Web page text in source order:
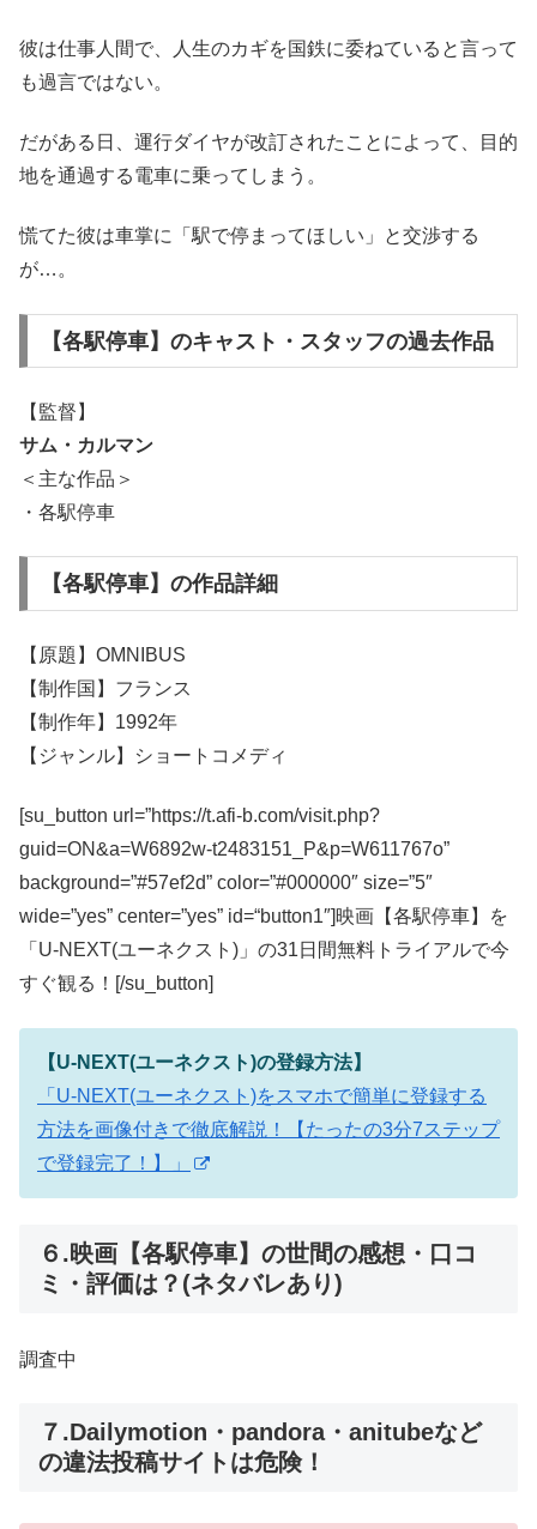
彼は仕事人間で、人生のカギを国鉄に委ねていると言って
も過言ではない。
だがある日、運行ダイヤが改訂されたことによって、目的
地を通過する電車に乗ってしまう。
慌てた彼は車掌に「駅で停まってほしい」と交渉する
が…。
【各駅停車】のキャスト・スタッフの過去作品
【監督】
サム・カルマン
＜主な作品＞
・各駅停車
【各駅停車】の作品詳細
【原題】OMNIBUS
【制作国】フランス
【制作年】1992年
【ジャンル】ショートコメディ
[su_button url=”https://t.afi-b.com/visit.php?
guid=ON&a=W6892w-t2483151_P&p=W611767o”
background=”#57ef2d” color=”#000000″ size=”5″
wide=”yes” center=”yes” id=“button1″]映画【各駅停車】を
「U-NEXT(ユーネクスト)」の31日間無料トライアルで今
すぐ観る！[/su_button]
【U-NEXT(ユーネクスト)の登録方法】
「U-NEXT(ユーネクスト)をスマホで簡単に登録する
方法を画像付きで徹底解説！【たったの3分7ステップ
で登録完了！】」
６.映画【各駅停車】の世間の感想・口コ
ミ・評価は？(ネタバレあり)
調査中
７.Dailymotion・pandora・anitubeなど
の違法投稿サイトは危険！